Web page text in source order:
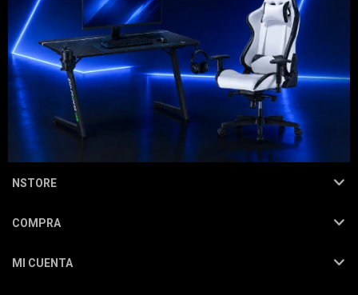
NEWSLETTER
¡Suscribite y recibí todas nuestras novedades!
SUSCRIBIRME
NSTORE
COMPRA
MI CUENTA
Hogar
Marcas